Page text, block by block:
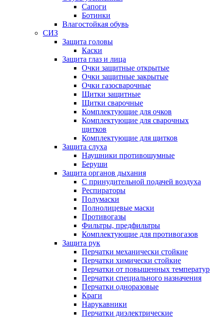
Сапоги
Ботинки
Влагостойкая обувь
СИЗ
Защита головы
Каски
Защита глаз и лица
Очки защитные открытые
Очки защитные закрытые
Очки газосварочные
Щитки защитные
Щитки сварочные
Комплектующие для очков
Комплектующие для сварочных
щитков
Комплектующие для щитков
Защита слуха
Наушники противошумные
Беруши
Защита органов дыхания
С принудительной подачей воздуха
Респираторы
Полумаски
Полнолицевые маски
Противогазы
Фильтры, предфильтры
Комплектующие для противогазов
Защита рук
Перчатки механически стойкие
Перчатки химически стойкие
Перчатки от повышенных температур
Перчатки специального назначения
Перчатки одноразовые
Краги
Нарукавники
Перчатки диэлектрические